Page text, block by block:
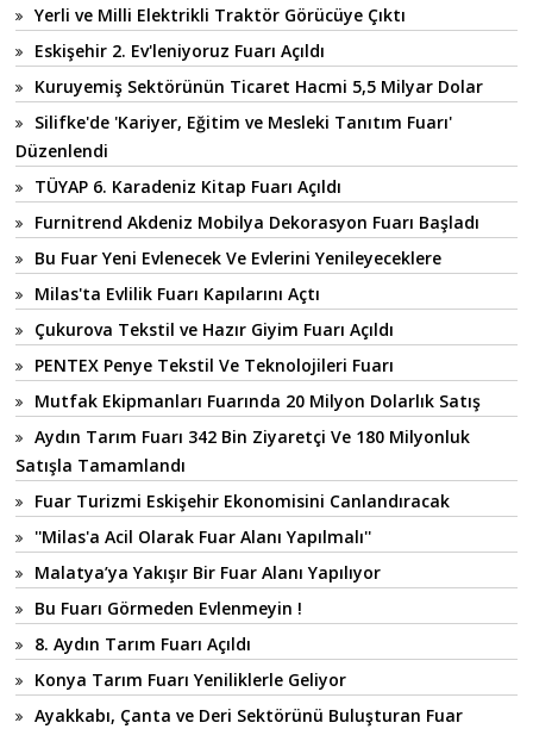
Yerli ve Milli Elektrikli Traktör Görücüye Çıktı
Eskişehir 2. Ev'leniyoruz Fuarı Açıldı
Kuruyemiş Sektörünün Ticaret Hacmi 5,5 Milyar Dolar
Silifke'de 'Kariyer, Eğitim ve Mesleki Tanıtım Fuarı'
Düzenlendi
TÜYAP 6. Karadeniz Kitap Fuarı Açıldı
Furnitrend Akdeniz Mobilya Dekorasyon Fuarı Başladı
Bu Fuar Yeni Evlenecek Ve Evlerini Yenileyeceklere
Milas'ta Evlilik Fuarı Kapılarını Açtı
Çukurova Tekstil ve Hazır Giyim Fuarı Açıldı
PENTEX Penye Tekstil Ve Teknolojileri Fuarı
Mutfak Ekipmanları Fuarında 20 Milyon Dolarlık Satış
Aydın Tarım Fuarı 342 Bin Ziyaretçi Ve 180 Milyonluk
Satışla Tamamlandı
Fuar Turizmi Eskişehir Ekonomisini Canlandıracak
''Milas'a Acil Olarak Fuar Alanı Yapılmalı''
Malatya’ya Yakışır Bir Fuar Alanı Yapılıyor
Bu Fuarı Görmeden Evlenmeyin !
8. Aydın Tarım Fuarı Açıldı
Konya Tarım Fuarı Yeniliklerle Geliyor
Ayakkabı, Çanta ve Deri Sektörünü Buluşturan Fuar